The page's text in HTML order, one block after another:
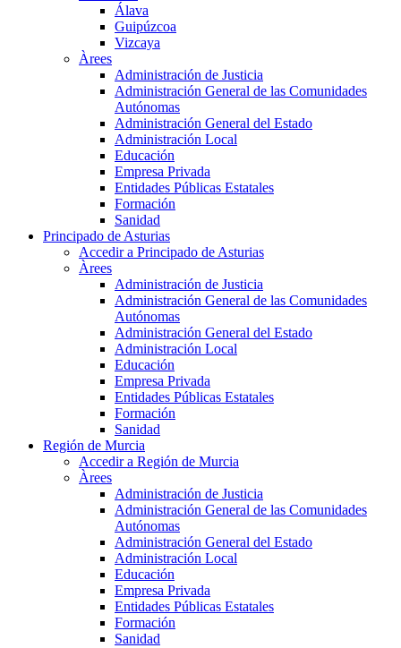
Álava
Guipúzcoa
Vizcaya
Àrees
Administración de Justicia
Administración General de las Comunidades
Autónomas
Administración General del Estado
Administración Local
Educación
Empresa Privada
Entidades Públicas Estatales
Formación
Sanidad
Principado de Asturias
Accedir a Principado de Asturias
Àrees
Administración de Justicia
Administración General de las Comunidades
Autónomas
Administración General del Estado
Administración Local
Educación
Empresa Privada
Entidades Públicas Estatales
Formación
Sanidad
Región de Murcia
Accedir a Región de Murcia
Àrees
Administración de Justicia
Administración General de las Comunidades
Autónomas
Administración General del Estado
Administración Local
Educación
Empresa Privada
Entidades Públicas Estatales
Formación
Sanidad